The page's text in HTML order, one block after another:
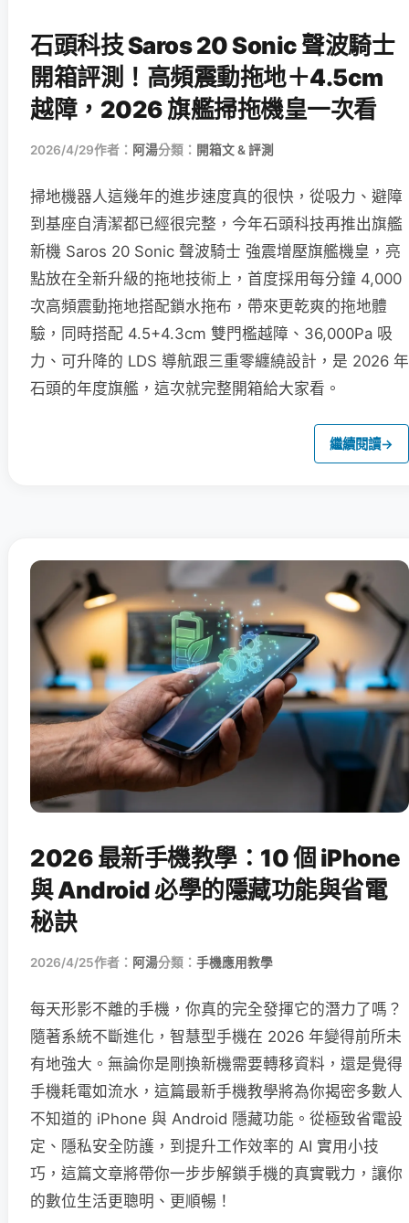
石頭科技 Saros 20 Sonic 聲波騎士
開箱評測！高頻震動拖地＋4.5cm
越障，2026 旗艦掃拖機皇一次看
2026/4/29作者： 阿湯分類： 開箱文 & 評測
掃地機器人這幾年的進步速度真的很快，從吸力、避障
到基座自清潔都已經很完整，今年石頭科技再推出旗艦
新機 Saros 20 Sonic 聲波騎士 強震增壓旗艦機皇，亮
點放在全新升級的拖地技術上，首度採用每分鐘 4,000
次高頻震動拖地搭配鎖水拖布，帶來更乾爽的拖地體
驗，同時搭配 4.5+4.3cm 雙門檻越障、36,000Pa 吸
力、可升降的 LDS 導航跟三重零纏繞設計，是 2026 年
石頭的年度旗艦，這次就完整開箱給大家看。
繼續閱讀→
2026 最新手機教學：10 個 iPhone
與 Android 必學的隱藏功能與省電
秘訣
2026/4/25作者： 阿湯分類： 手機應用教學
每天形影不離的手機，你真的完全發揮它的潛力了嗎？
隨著系統不斷進化，智慧型手機在 2026 年變得前所未
有地強大。無論你是剛換新機需要轉移資料，還是覺得
手機耗電如流水，這篇最新手機教學將為你揭密多數人
不知道的 iPhone 與 Android 隱藏功能。從極致省電設
定、隱私安全防護，到提升工作效率的 AI 實用小技
巧，這篇文章將帶你一步步解鎖手機的真實戰力，讓你
的數位生活更聰明、更順暢！